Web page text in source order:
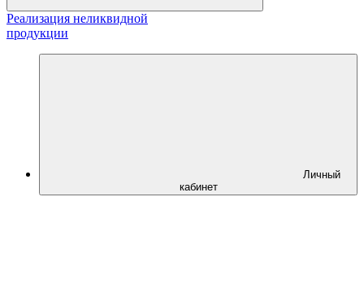
Реализация неликвидной
продукции
Личный
кабинет